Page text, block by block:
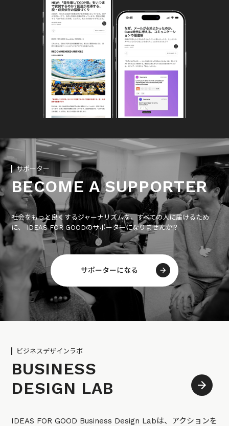
サポーター
BECOME A SUPPORTER
社会をもっと良くするジャーナリズムを、すべての人に届けるため
に、 IDEAS FOR GOODのサポーターになりませんか？
サポーターになる
ビジネスデザインラボ
BUSINESS
DESIGN LAB
IDEAS FOR GOOD Business Design Labは、アクションを